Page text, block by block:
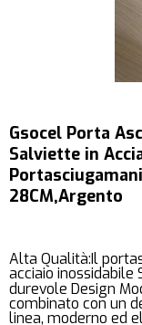
Gsocel Porta
Salviette in
28CM,Argento
Alta Qualità:Il
acciaio inossidabile
durevole Design
combinato con un
linea, moderno ed